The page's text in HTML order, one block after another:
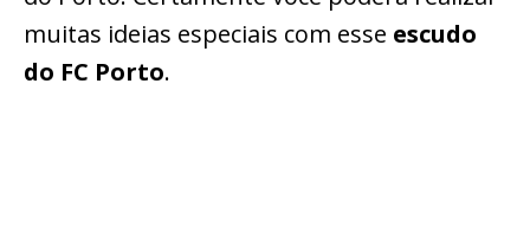
muitas ideias especiais com esse escudo
do FC Porto.